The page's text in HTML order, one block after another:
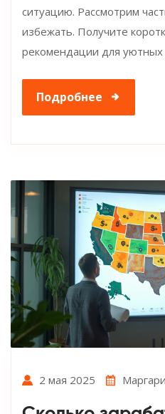
ситуацию. Рассмотрим
избежать. Получите
рекомендации для уютных
Подробнее
2 мая 2025